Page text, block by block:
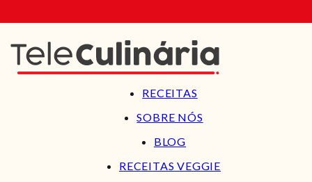
RECEITAS
SOBRE NÓS
BLOG
RECEITAS VEGGIE